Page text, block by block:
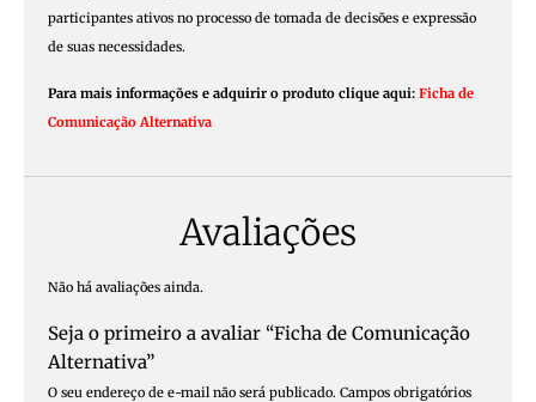
participantes ativos no processo de tomada de decisões e expressão
de suas necessidades.
Para mais informações e adquirir o produto clique aqui: Ficha de
Comunicação Alternativa
Avaliações
Não há avaliações ainda.
Seja o primeiro a avaliar “Ficha de Comunicação
Alternativa”
O seu endereço de e-mail não será publicado. Campos obrigatórios